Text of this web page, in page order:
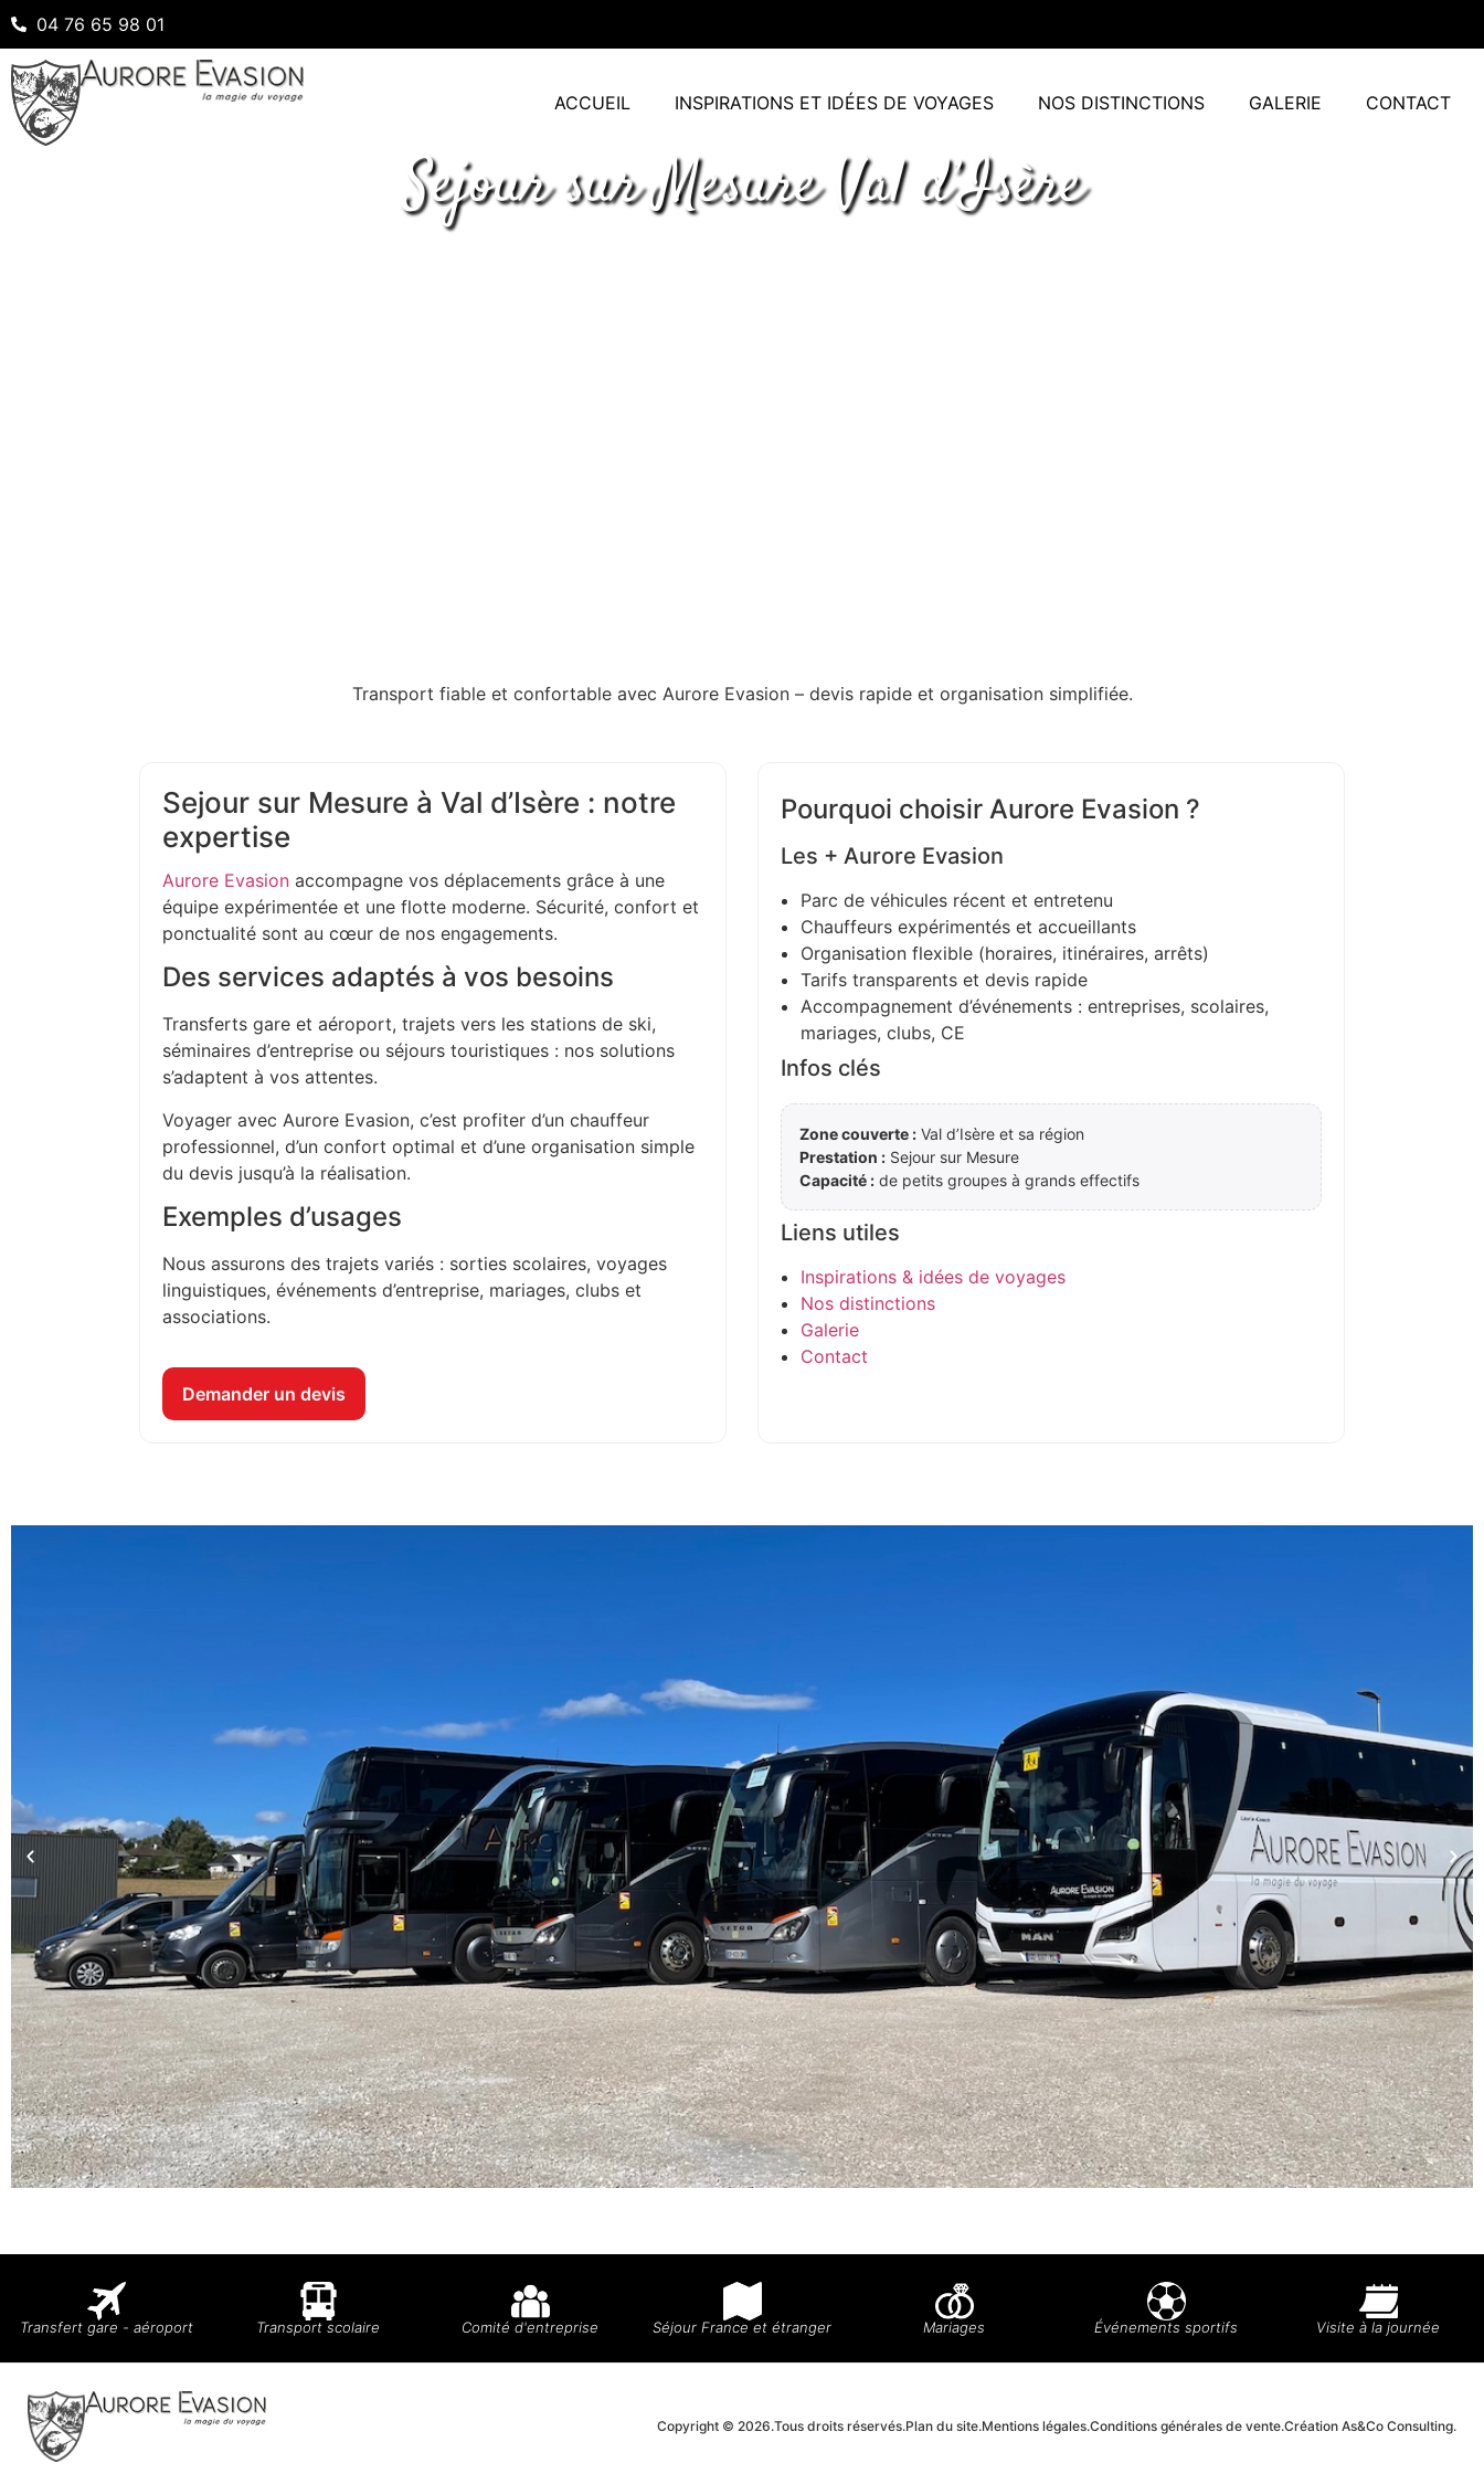
04 76 65 98 01
ACCUEIL INSPIRATIONS ET IDÉES DE VOYAGES NOS DISTINCTIONS GALERIE CONTACT
Sejour sur Mesure Val d’Isère
Transport fiable et confortable avec Aurore Evasion – devis rapide et organisation simplifiée.
Sejour sur Mesure à Val d’Isère : notre
expertise
Aurore Evasion accompagne vos déplacements grâce à une
équipe expérimentée et une flotte moderne. Sécurité, confort et
ponctualité sont au cœur de nos engagements.
Des services adaptés à vos besoins
Transferts gare et aéroport, trajets vers les stations de ski,
séminaires d’entreprise ou séjours touristiques : nos solutions
s’adaptent à vos attentes.
Voyager avec Aurore Evasion, c’est profiter d’un chauffeur
professionnel, d’un confort optimal et d’une organisation simple
du devis jusqu’à la réalisation.
Exemples d’usages
Nous assurons des trajets variés : sorties scolaires, voyages
linguistiques, événements d’entreprise, mariages, clubs et
associations.
Demander un devis
Pourquoi choisir Aurore Evasion ?
Les + Aurore Evasion
Parc de véhicules récent et entretenu
Chauffeurs expérimentés et accueillants
Organisation flexible (horaires, itinéraires, arrêts)
Tarifs transparents et devis rapide
Accompagnement d’événements : entreprises, scolaires,
mariages, clubs, CE
Infos clés
Zone couverte : Val d’Isère et sa région
Prestation : Sejour sur Mesure
Capacité : de petits groupes à grands effectifs
Liens utiles
Inspirations & idées de voyages
Nos distinctions
Galerie
Contact
Transfert gare - aéroport Transport scolaire Comité d'entreprise Séjour France et étranger Mariages Événements sportifs Visite à la journée
Copyright © 2026.Tous droits réservés.Plan du site.Mentions légales.Conditions générales de vente.Création As&Co Consulting.